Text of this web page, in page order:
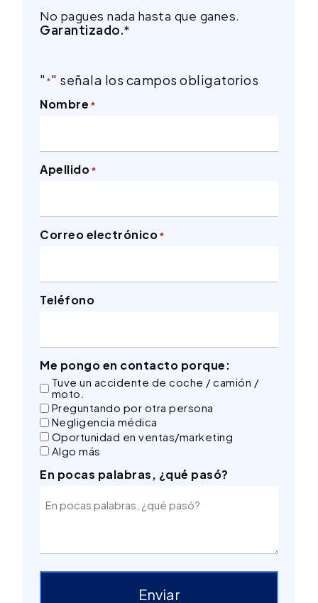
No pagues nada hasta que ganes.
Garantizado.*
"*" señala los campos obligatorios
Nombre *
Apellido*
Correo electrónico*
Teléfono
Me pongo en contacto porque:
Tuve un accidente de coche / camión /
moto.
Preguntando por otra persona
Negligencia médica
Oportunidad en ventas/marketing
Algo más
En pocas palabras, ¿qué pasó?
Enviar